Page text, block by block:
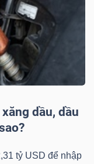
dầu, dầu
tỷ USD để nhập